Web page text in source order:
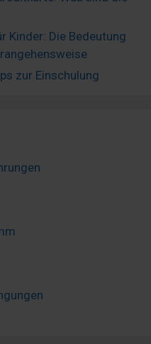
Kinder: Die Bedeutung
zur Einschulung